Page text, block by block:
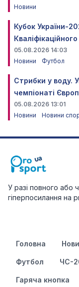
Новини
Кубок України-
05.08.2026 14:03
Новини
Футбол
Стрибки у воду.
чемпіонаті
05.08.2026 13:01
Новини
Новини
У разі повного або
гіперпосилання на
Головна
Футбол ЧС-
Гаряча кнопка